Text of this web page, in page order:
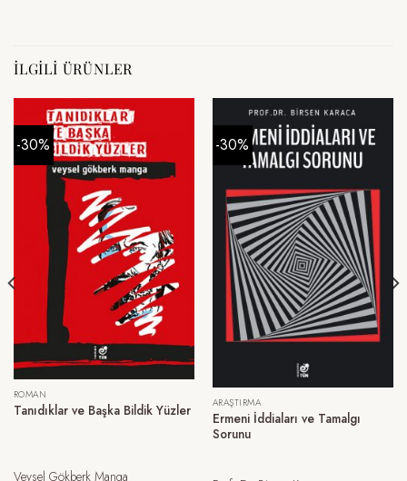
İLGILI ÜRÜNLER
-30%
ROMAN
Tanıdıklar ve Başka Bildik Yüzler
Veysel Gökberk Manga
-30%
ARAŞTIRMA
Ermeni İddiaları ve Tamalgı
Sorunu